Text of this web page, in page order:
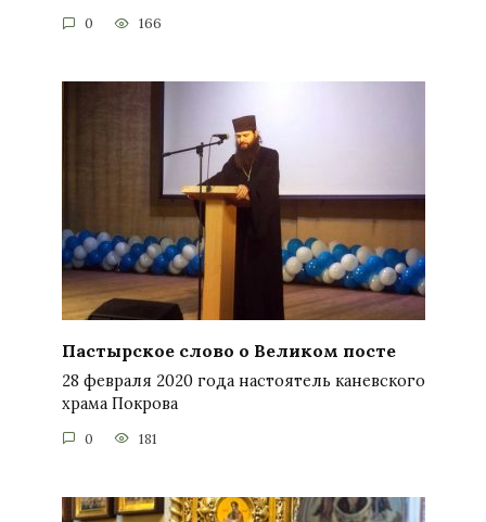
0 166
Пастырское слово о Великом посте
28 февраля 2020 года настоятель каневского
храма Покрова
0 181